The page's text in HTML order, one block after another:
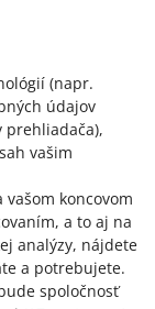
(napr.
údajov
prehliadača),
vašim
koncovom
a to aj na
analýzy, nájdete
a potrebujete.
spoločnosť
na tlačidlo
na